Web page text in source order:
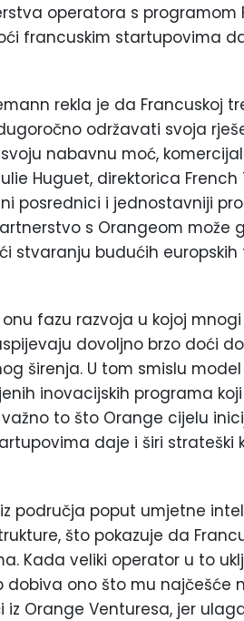
operatora s programom
francuskim startupovima
rekla je da Francuskoj
održavati svoja
nabavnu moć,
Huguet, direktorica French
posrednici i jednostavniji
s Orangeom može
stvaranju budućih europskih
fazu razvoja u kojoj mnogi
dovoljno brzo doći
širenja. U tom smislu model
inovacijskih programa
to što Orange cijelu
daje i širi strateški
područja poput umjetne
što pokazuje da
Kada veliki operator u to
ono što mu najčešće
Orange Venturesa, jer